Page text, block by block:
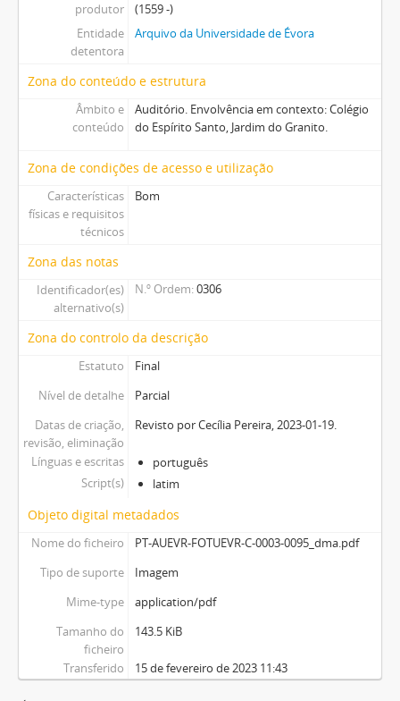
produtor
(1559 -)
Entidade
detentora
Arquivo da Universidade de Évora
Zona do conteúdo e estrutura
Âmbito e
conteúdo
Auditório. Envolvência em contexto: Colégio
do Espírito Santo, Jardim do Granito.
Zona de condições de acesso e utilização
Características
físicas e requisitos
técnicos
Bom
Zona das notas
Identificador(es)
alternativo(s)
N.º Ordem 0306
Zona do controlo da descrição
Estatuto
Final
Nível de detalhe
Parcial
Datas de criação,
revisão, eliminação
Revisto por Cecília Pereira, 2023-01-19.
Línguas e escritas
português
Script(s)
latim
Objeto digital metadados
Nome do ficheiro
PT-AUEVR-FOTUEVR-C-0003-0095_dma.pdf
Tipo de suporte
Imagem
Mime-type
application/pdf
Tamanho do
ficheiro
143.5 KiB
Transferido 15 de fevereiro de 2023 11:43